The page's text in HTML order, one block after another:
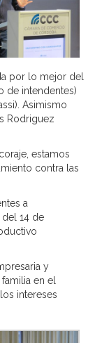
por lo mejor del
de intendentes)
Asimismo
Rodriguez
estamos
contra las
a
14 de
y
en el
intereses